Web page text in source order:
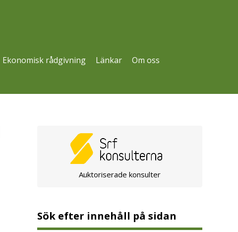
Ekonomisk rådgivning Länkar
Om oss
Auktoriserade konsulter
Sök efter innehåll på sidan